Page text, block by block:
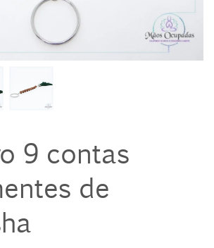
9 contas
de